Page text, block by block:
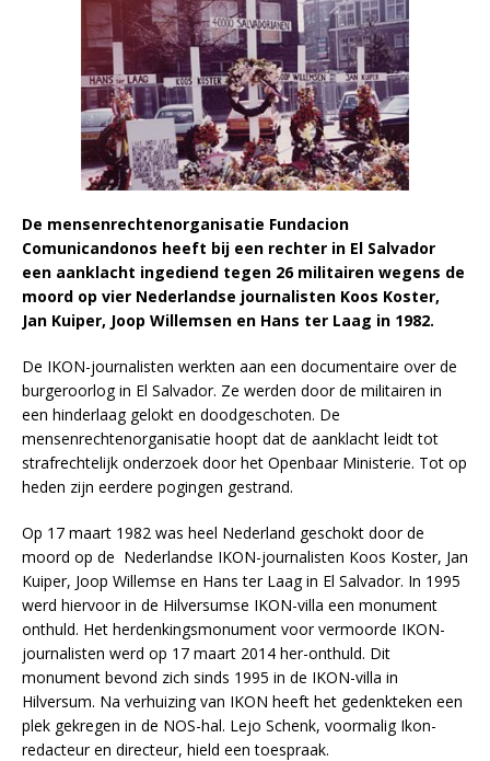
De mensenrechtenorganisatie Fundacion
Comunicandonos heeft bij een rechter in El Salvador
een aanklacht ingediend tegen 26 militairen wegens de
moord op vier Nederlandse journalisten Koos Koster,
Jan Kuiper, Joop Willemsen en Hans ter Laag in 1982.
De IKON-journalisten werkten aan een documentaire over de
burgeroorlog in El Salvador. Ze werden door de militairen in
een hinderlaag gelokt en doodgeschoten. De
mensenrechtenorganisatie hoopt dat de aanklacht leidt tot
strafrechtelijk onderzoek door het Openbaar Ministerie. Tot op
heden zijn eerdere pogingen gestrand.
Op 17 maart 1982 was heel Nederland geschokt door de
moord op de Nederlandse IKON-journalisten Koos Koster, Jan
Kuiper, Joop Willemse en Hans ter Laag in El Salvador. In 1995
werd hiervoor in de Hilversumse IKON-villa een monument
onthuld. Het herdenkingsmonument voor vermoorde IKON-
journalisten werd op 17 maart 2014 her-onthuld. Dit
monument bevond zich sinds 1995 in de IKON-villa in
Hilversum. Na verhuizing van IKON heeft het gedenkteken een
plek gekregen in de NOS-hal. Lejo Schenk, voormalig Ikon-
redacteur en directeur, hield een toespraak.